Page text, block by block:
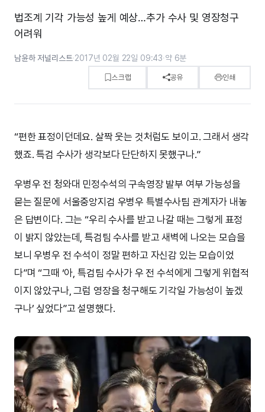
법조계 기각 가능성 높게 예상…추가 수사 및 영장청구
어려워
남윤하 저널리스트·2017년 02월 22일 09:43·약 6분
스크랩 공유 인쇄
“편한 표정이던데요. 살짝 웃는 것처럼도 보이고. 그래서 생각
했죠. 특검 수사가 생각보다 단단하지 못했구나.”
우병우 전 청와대 민정수석의 구속영장 발부 여부 가능성을
묻는 질문에 서울중앙지검 우병우 특별수사팀 관계자가 내놓
은 답변이다. 그는 “우리 수사를 받고 나갈 때는 그렇게 표정
이 밝지 않았는데, 특검팀 수사를 받고 새벽에 나오는 모습을
보니 우병우 전 수석이 정말 편하고 자신감 있는 모습이었
다”며 “그때 ‘아, 특검팀 수사가 우 전 수석에게 그렇게 위협적
이지 않았구나, 그럼 영장을 청구해도 기각일 가능성이 높겠
구나’ 싶었다”고 설명했다.